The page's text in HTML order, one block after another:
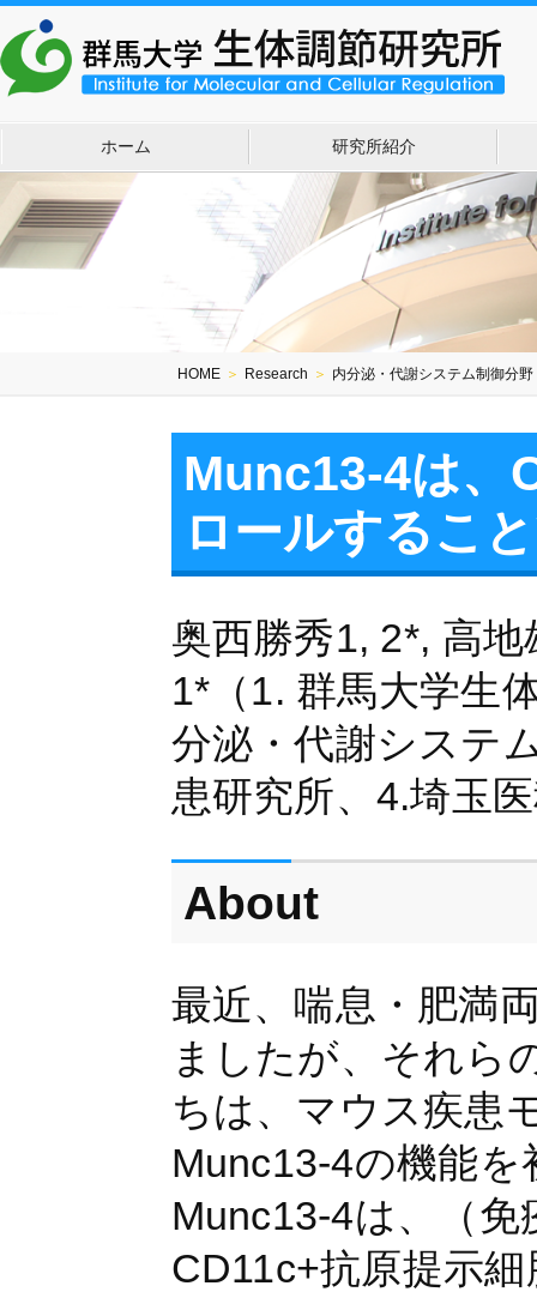
ホーム 研究所紹介
HOME ＞ Research ＞ 内分泌・代謝システム制御分野
Munc13-4は、
ロールするこ
奥西勝秀1, 2*, 高
1*（1. 群馬大学
分泌・代謝システ
患研究所、4.埼玉
About
最近、喘息・肥満
ましたが、それら
ちは、マウス疾患
Munc13-4の機能
Munc13-4は、（
CD11c+抗原提示